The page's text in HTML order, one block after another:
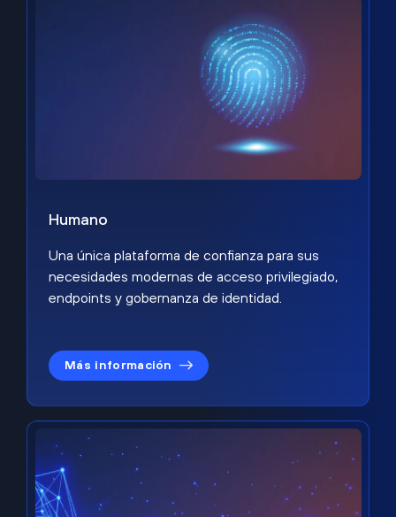
Humano
Una única plataforma de confianza para sus
necesidades modernas de acceso privilegiado,
endpoints y gobernanza de identidad.
Más información